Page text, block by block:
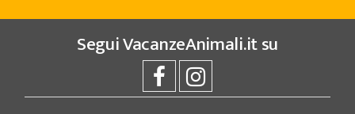
SeguiVacanzeAnimali.itsu